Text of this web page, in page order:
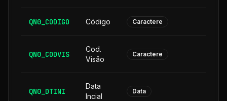
QN0_CODIGO Código Caractere
QN0_CODVIS
Cod.
Visão
Caractere
QN0_DTINI
Data
Incial
Data